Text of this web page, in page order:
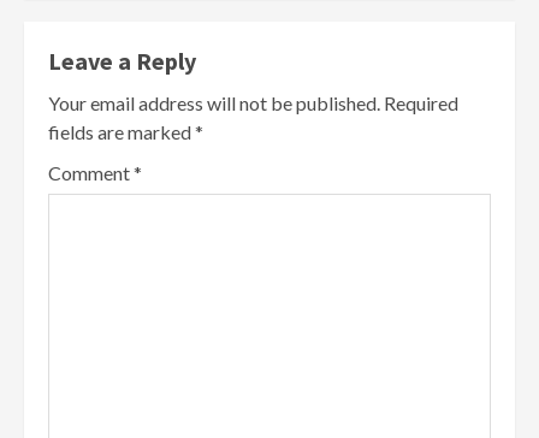
Leave a Reply
Your email address will not be published. Required
fields are marked*
Comment*